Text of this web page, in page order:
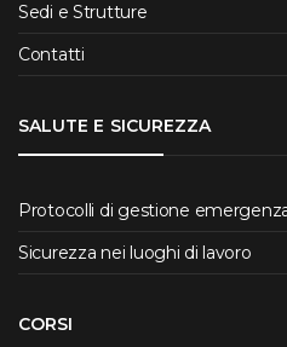
Sedi e Strutture
Contatti
SALUTE E SICUREZZA
Protocolli di gestione
Sicurezza nei luoghi di lavoro
CORSI